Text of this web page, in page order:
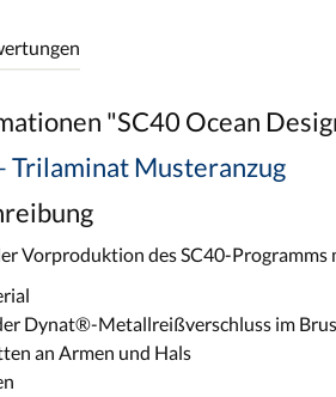
"SC40 Ocean
Trilaminat Musteranzug
Vorproduktion des SC40-
Dynat®-Metallreißverschluss im
an Armen und Hals